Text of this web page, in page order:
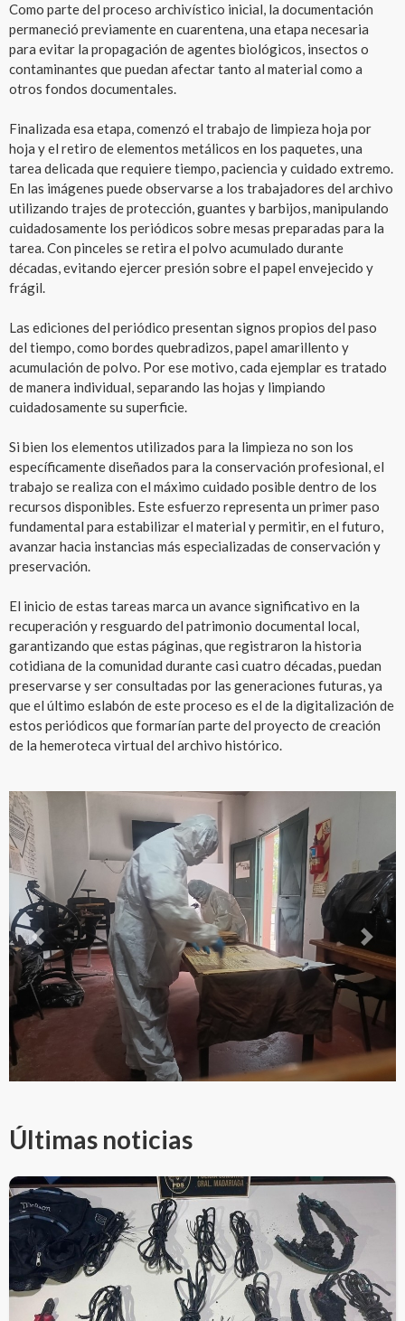
Como parte del proceso archivístico inicial, la documentación
permaneció previamente en cuarentena, una etapa necesaria
para evitar la propagación de agentes biológicos, insectos o
contaminantes que puedan afectar tanto al material como a
otros fondos documentales.
Finalizada esa etapa, comenzó el trabajo de limpieza hoja por
hoja y el retiro de elementos metálicos en los paquetes, una
tarea delicada que requiere tiempo, paciencia y cuidado extremo.
En las imágenes puede observarse a los trabajadores del archivo
utilizando trajes de protección, guantes y barbijos, manipulando
cuidadosamente los periódicos sobre mesas preparadas para la
tarea. Con pinceles se retira el polvo acumulado durante
décadas, evitando ejercer presión sobre el papel envejecido y
frágil.
Las ediciones del periódico presentan signos propios del paso
del tiempo, como bordes quebradizos, papel amarillento y
acumulación de polvo. Por ese motivo, cada ejemplar es tratado
de manera individual, separando las hojas y limpiando
cuidadosamente su superficie.
Si bien los elementos utilizados para la limpieza no son los
específicamente diseñados para la conservación profesional, el
trabajo se realiza con el máximo cuidado posible dentro de los
recursos disponibles. Este esfuerzo representa un primer paso
fundamental para estabilizar el material y permitir, en el futuro,
avanzar hacia instancias más especializadas de conservación y
preservación.
El inicio de estas tareas marca un avance significativo en la
recuperación y resguardo del patrimonio documental local,
garantizando que estas páginas, que registraron la historia
cotidiana de la comunidad durante casi cuatro décadas, puedan
preservarse y ser consultadas por las generaciones futuras, ya
que el último eslabón de este proceso es el de la digitalización de
estos periódicos que formarían parte del proyecto de creación
de la hemeroteca virtual del archivo histórico.
Previous Next
Últimas noticias